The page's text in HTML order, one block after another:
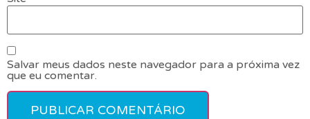
Salvar meus dados neste navegador para a próxima vez
que eu comentar.